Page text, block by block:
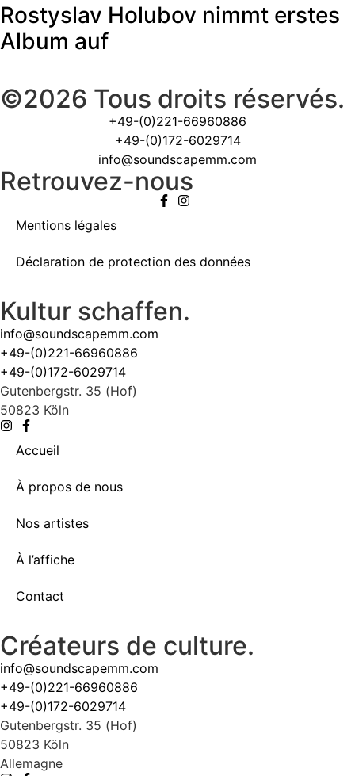
Rostyslav Holubov nimmt erstes
Album auf
©2026 Tous droits réservés.
+49-(0)221-66960886
+49-(0)172-6029714
info@soundscapemm.com
Retrouvez-nous
Mentions légales
Déclaration de protection des données
Kultur schaffen.
info@soundscapemm.com
+49-(0)221-66960886
+49-(0)172-6029714
Gutenbergstr. 35 (Hof)
50823 Köln
Accueil
À propos de nous
Nos artistes
À l’affiche
Contact
Créateurs de culture.
info@soundscapemm.com
+49-(0)221-66960886
+49-(0)172-6029714
Gutenbergstr. 35 (Hof)
50823 Köln
Allemagne